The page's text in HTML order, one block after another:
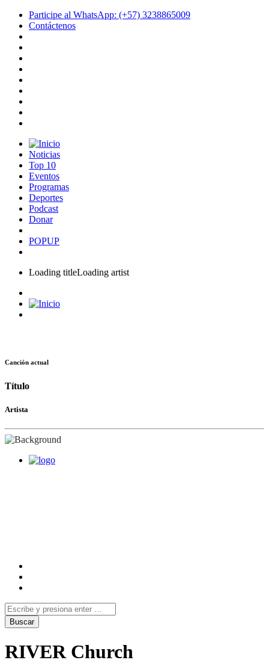
Participe al WhatsApp: (+57) 3238865009
Contáctenos
Noticias
Top 10
Eventos
Programas
Deportes
Podcast
Donar
POPUP
Loading titleLoading artist
Canción actual
Título
Artista
RIVER Church